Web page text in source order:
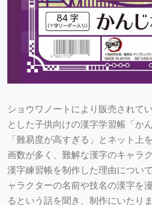
ショウワノートにより販売されて
とした子供向けの漢字学習帳「か
「難易度が高すぎる」とネット上
画数が多く、難解な漢字のキャラ
漢字練習帳を制作した理由につい
ャラクターの名前や技名の漢字を
るという話を聞き、制作にいたり